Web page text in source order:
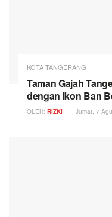
KOTA TANGERANG
Taman Gajah
dengan Ikon Ban
OLEH: RIZKI Jumat, 7